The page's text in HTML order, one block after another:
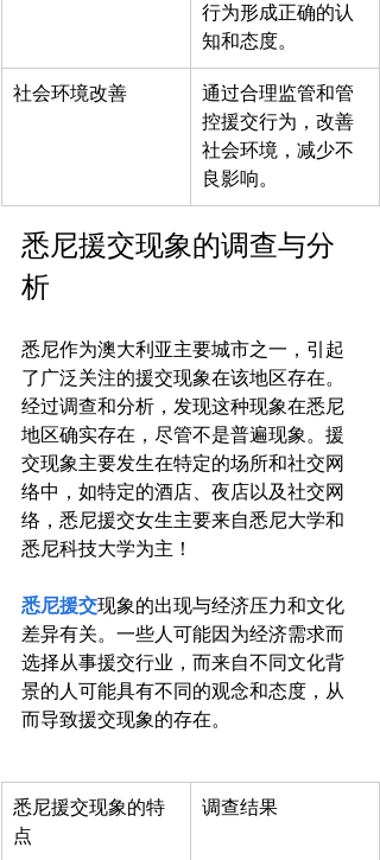
行为形成正确的认
知和态度。
社会环境改善
通过合理监管和管
控援交行为，改善
社会环境，减少不
良影响。
悉尼援交现象的调查与分
析
悉尼作为澳大利亚主要城市之一，引起
了广泛关注的援交现象在该地区存在。
经过调查和分析，发现这种现象在悉尼
地区确实存在，尽管不是普遍现象。援
交现象主要发生在特定的场所和社交网
络中，如特定的酒店、夜店以及社交网
络，悉尼援交女生主要来自悉尼大学和
悉尼科技大学为主！
悉尼援交现象的出现与经济压力和文化
差异有关。一些人可能因为经济需求而
选择从事援交行业，而来自不同文化背
景的人可能具有不同的观念和态度，从
悉尼援交现象的特
点
调查结果